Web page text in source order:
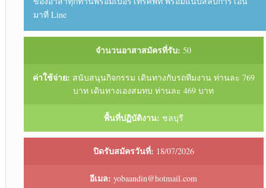
มาที่ Line
จำนวนอาสาสมัครที่รับ: 50
ค่าใช้จ่าย: สนับสนุนกิจกรรม เดินทางกับรถทีมงาน ท่านละ 769
บาท เดินทางเองสมทบ ท่านละ 469 บาท
พื้นที่ปฏิบัติงาน: ชลบุรี
ปิดรับสมัครวันที่: 18/07/2026
อีเมล: yobaandin@hotmail.com